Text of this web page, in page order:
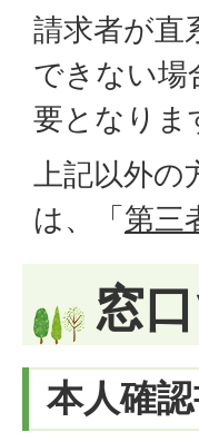
請求者が直
できない場
要となりま
上記以外
は、「 第三
窓
本人確